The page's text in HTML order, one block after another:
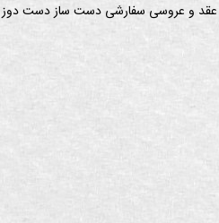
عقد و عروسی سفارشی دست ساز دست دوز